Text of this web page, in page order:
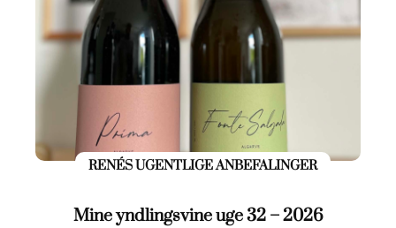
RENÉS UGENTLIGE ANBEFALINGER
Mine yndlingsvine uge 32 – 2026